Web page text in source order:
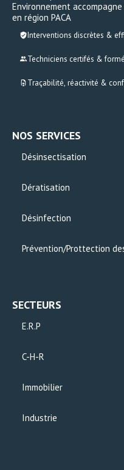
Environnement
en région PACA
Interventions discrètes &
Techniciens certifés &
Traçabilité, réactivité &
NOS SERVICES
Désinsectisation
Dératisation
Désinfection
Prévention/Prottection
SECTEURS
E.R.P
C-H-R
Immobilier
Industrie